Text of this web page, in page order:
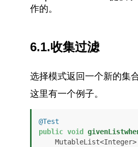
作的。
6.1.收集过滤
选择模式返回一个新的集
这里有一个例子。
@Test
public void